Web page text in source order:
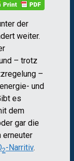
der
weiter.
– trotz
–
und
es
dem
gar die
erneuter
2-Narritiv.